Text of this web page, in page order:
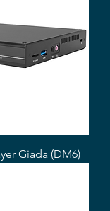
Giada (DM6)